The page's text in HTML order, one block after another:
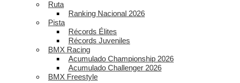
Ruta
Ranking Nacional 2026
Pista
Récords Élites
Récords Juveniles
BMX Racing
Acumulado Championship 2026
Acumulado Challenger 2026
BMX Freestyle